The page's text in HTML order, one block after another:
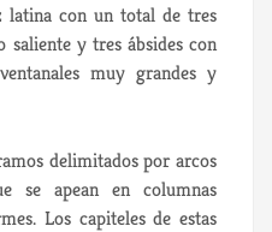
latina con un total de tres
saliente y tres ábsides con
muy grandes y
delimitados por arcos
se apean en columnas
Los capiteles de estas